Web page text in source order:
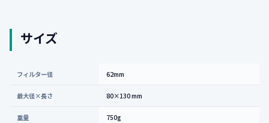
サイズ
フィルター径 62mm
最大径×長さ 80×130 mm
重量 750g